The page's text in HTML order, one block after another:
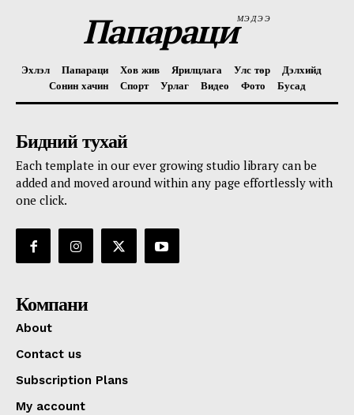
ПапарациМЭДЭЭ
Эхлэл Папараци Хов жив Ярилцлага Улс төр
Дэлхийд
Сонин хачин
Спорт Урлаг Видео Фото Бусад
Бидний тухай
Each template in our ever growing studio library can be
added and moved around within any page effortlessly with
one click.
Компани
About
Contact us
Subscription Plans
My account